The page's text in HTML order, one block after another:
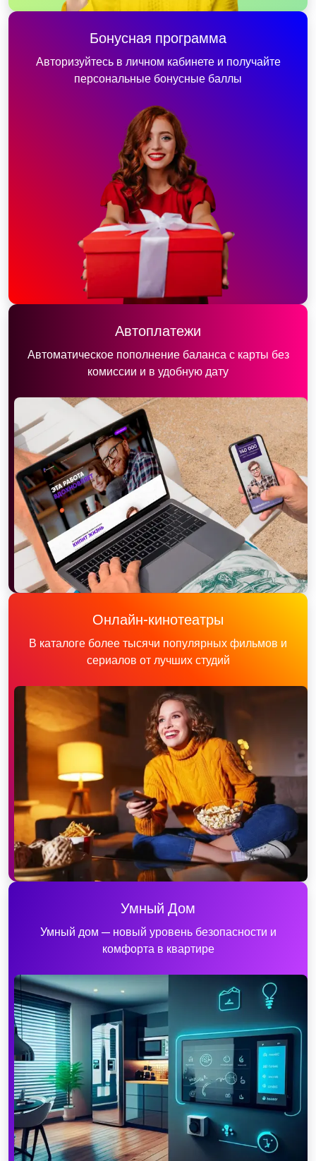
Бонусная программа
Авторизуйтесь в личном кабинете и получайте
персональные бонусные баллы
Автоплатежи
Автоматическое пополнение баланса с карты без
комиссии и в удобную дату
Онлайн-кинотеатры
В каталоге более тысячи популярных фильмов и
сериалов от лучших студий
Умный Дом
Умный дом — новый уровень безопасности и
комфорта в квартире